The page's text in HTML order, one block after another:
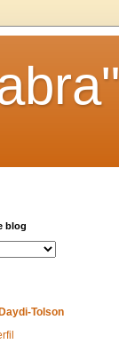
blog
Tolson